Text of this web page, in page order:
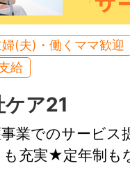
婦(夫)・働くママ歓迎
給
ア21
業でのサービス
も充実★定年制も